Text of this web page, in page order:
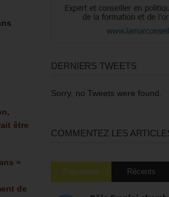
être
»
de
DERNIERS TWEETS
Sorry, no Tweets were found.
COMMENTEZ LES
Populaires Récents